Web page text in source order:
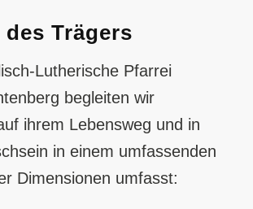
Trägers
Lutherische Pfarrei
begleiten wir
ihrem Lebensweg und in
in einem umfassenden
Dimensionen umfasst: